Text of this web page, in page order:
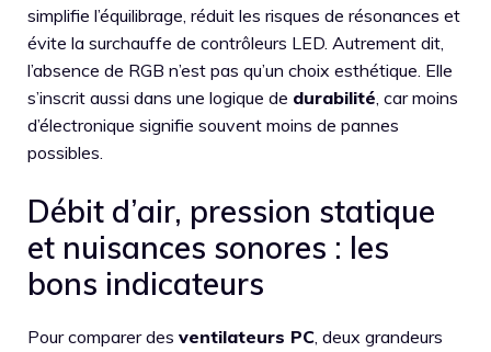
simplifie l’équilibrage, réduit les risques de résonances et
évite la surchauffe de contrôleurs LED. Autrement dit,
l’absence de RGB n’est pas qu’un choix esthétique. Elle
s’inscrit aussi dans une logique de durabilité, car moins
d’électronique signifie souvent moins de pannes
possibles.
Débit d’air, pression statique
et nuisances sonores : les
bons indicateurs
Pour comparer des ventilateurs PC, deux grandeurs